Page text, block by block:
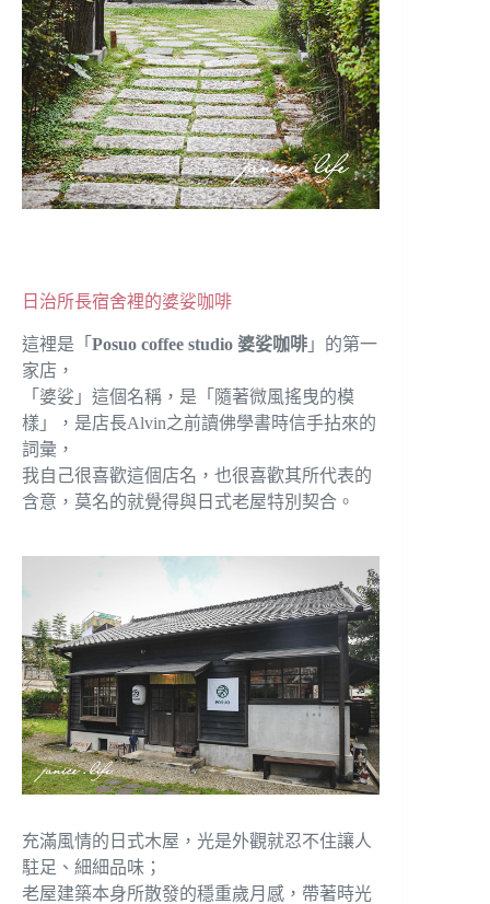
日治所長宿舍裡的婆娑咖啡
這裡是「 Posuo coffee studio 婆娑咖啡 」的第一
家店，
「婆娑」這個名稱，是「隨著微風搖曳的模
樣」，是店長Alvin之前讀佛學書時信手拈來的
詞彙，
我自己很喜歡這個店名，也很喜歡其所代表的
含意，莫名的就覺得與日式老屋特別契合。
充滿風情的日式木屋，光是外觀就忍不住讓人
駐足、細細品味；
老屋建築本身所散發的穩重歲月感，帶著時光